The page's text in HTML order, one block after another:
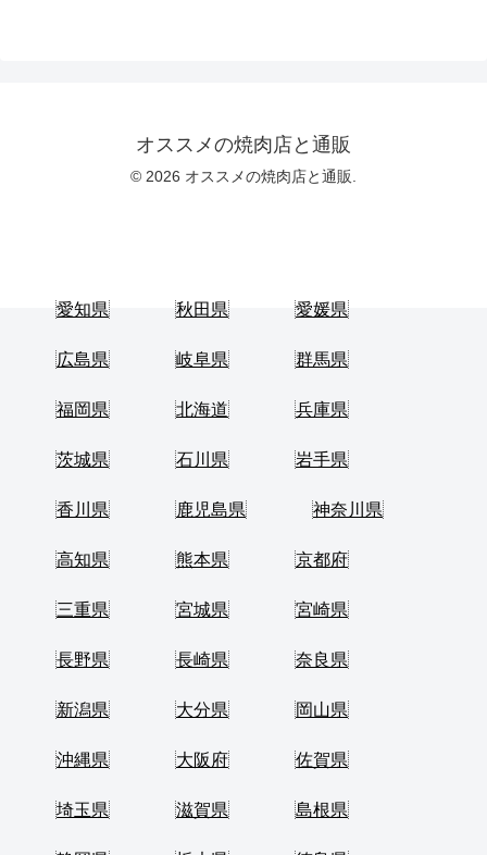
オススメの焼肉店と通販
© 2026 オススメの焼肉店と通販.
愛知県 秋田県 愛媛県
広島県 岐阜県 群馬県
福岡県 北海道 兵庫県
茨城県 石川県 岩手県
香川県 鹿児島県 神奈川県
高知県 熊本県 京都府
三重県 宮城県 宮崎県
長野県 長崎県 奈良県
新潟県 大分県 岡山県
沖縄県 大阪府 佐賀県
埼玉県 滋賀県 島根県